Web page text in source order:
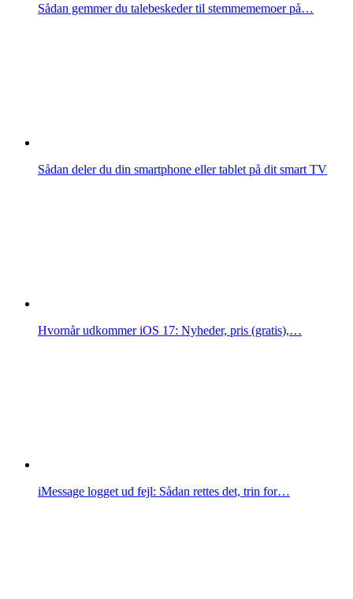
Sådan gemmer du talebeskeder til stemmememoer på…
Sådan deler du din smartphone eller tablet på dit smart TV
Hvornår udkommer iOS 17: Nyheder, pris (gratis),…
iMessage logget ud fejl: Sådan rettes det, trin for…